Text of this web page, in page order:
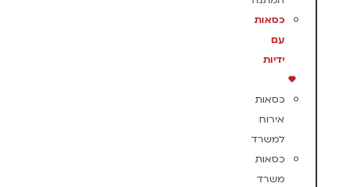
כסאות
עם
ידיות
כסאות
אירוח
למשרד
כסאות
משרד